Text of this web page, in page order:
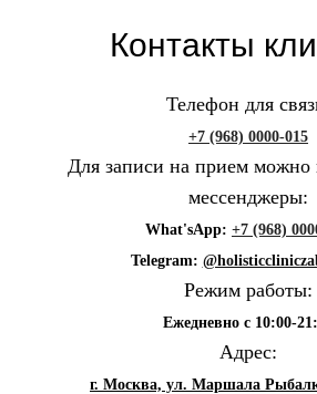
Контакты
Телефон для
+7 (968) 0000-015
Для записи на прием можно
мессенджеры:
What'sApp: +7 (968)
Telegram:
Режим работы:
Ежедневно с 10:00-
Адрес:
г. Москва, ул. Маршала